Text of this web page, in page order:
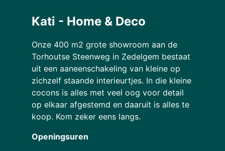
Kati - Home & Deco
Onze 400 m2 grote showroom aan de
Torhoutse Steenweg in Zedelgem bestaat
uit een aaneenschakeling van kleine op
zichzelf staande interieurtjes. In die kleine
cocons is alles met veel oog voor detail
op elkaar afgestemd en daaruit is alles te
koop. Kom zeker eens langs.
Openingsuren